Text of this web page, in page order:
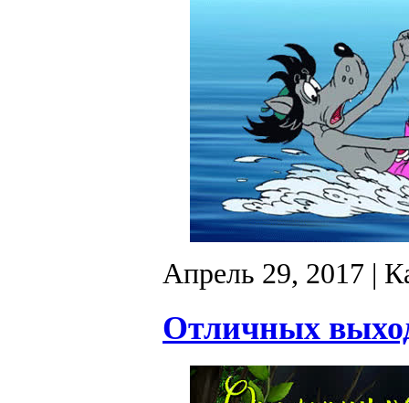
Апрель 29, 2017 |
Отличных